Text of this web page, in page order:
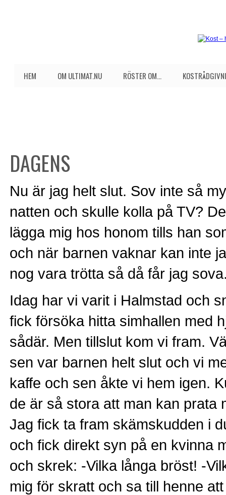
HEM OM ULTIMAT.NU RÖSTER OM…
DAGENS
Nu är jag helt slut. Sov inte så
natten och skulle kolla på TV?
lägga mig hos honom tills han
och när barnen vaknar kan inte
nog vara trötta så då får jag
Idag har vi varit i Halmstad och
fick försöka hitta simhallen med
sådär. Men tillslut kom vi fram.
sen var barnen helt slut och vi
kaffe och sen åkte vi hem igen.
de är så stora att man kan prata
Jag fick ta fram skämskudden i
och fick direkt syn på en kvinna
och skrek: -Vilka långa bröst! -
mig för skratt och sa till henne